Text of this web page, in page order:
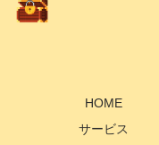
HOME
サービス